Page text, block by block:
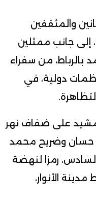
والمثقفين
إلى جانب ممثلين
بالرباط، من سفراء
دولية، في
على ضفاف نهر
حسان وضريح محمد
رمزا لنهضة
الأنوار،